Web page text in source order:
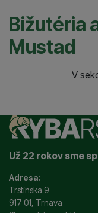
Bižutéria
Mustad
V
Už 22 rokov sme
Adresa:
Trstínska 9
917 01, Trnava